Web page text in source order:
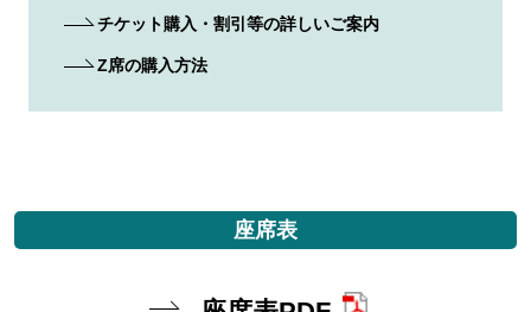
チケット購入・割引等の詳しいご案内
Z席の購入方法
座席表